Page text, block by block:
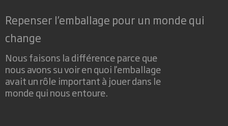
Repenser l’emballage pour un monde qui
change
Nous faisons la différence parce que
nous avons su voir en quoi l'emballage
avait un rôle important à jouer dans le
monde qui nous entoure.